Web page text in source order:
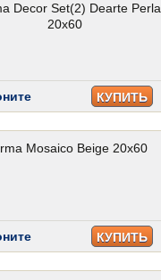
Decor Set(2) Dearte Perla
20x60
КУПИТЬ
Mosaico Beige 20x60
КУПИТЬ